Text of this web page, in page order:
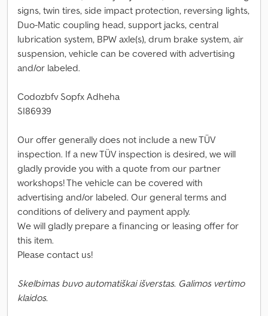
signs, twin tires, side impact protection, reversing lights,
Duo-Matic coupling head, support jacks, central
lubrication system, BPW axle(s), drum brake system, air
suspension, vehicle can be covered with advertising
and/or labeled.
Codozbfv Sopfx Adheha
SI86939
Our offer generally does not include a new TÜV
inspection. If a new TÜV inspection is desired, we will
gladly provide you with a quote from our partner
workshops! The vehicle can be covered with
advertising and/or labeled. Our general terms and
conditions of delivery and payment apply.
We will gladly prepare a financing or leasing offer for
this item.
Please contact us!
Skelbimas buvo automatiškai išverstas. Galimos vertimo
klaidos.